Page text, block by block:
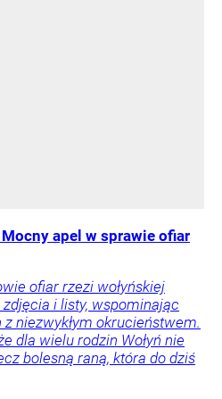
apel w sprawie ofiar
ofiar rzezi wołyńskiej
i listy, wspominając
niezwykłym okrucieństwem.
dla wielu rodzin Wołyń nie
bolesną raną, która do dziś